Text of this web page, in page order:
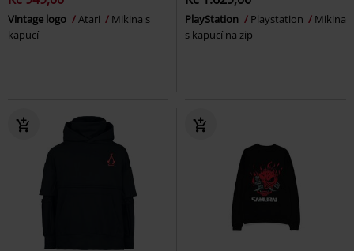
Vintage logo Atari
Mikina s
kapucí
PlayStation Playstation
Mikina
s kapucí na zip